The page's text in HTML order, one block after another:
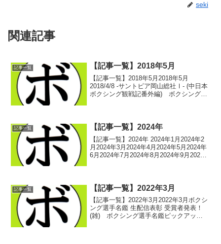
seki
関連記事
記事一覧 【記事一覧】2018年5月
【記事一覧】2018年5月2018年5月
2018/4/8 -サントピア岡山総社Ⅰ- (中日本
ボクシング観戦記番外編) ボクシング選
記事一覧 【記事一覧】2024年
【記事一覧】2024年 2024年1月2024年2
月2024年3月2024年4月2024年5月2024年
6月2024年7月2024年8月2024年9月2024
記事一覧 【記事一覧】2022年3月
【記事一覧】2022年3月2022年3月ボクシ
ング選手名鑑 生配信表彰 受賞者発表！
(雑) ボクシング選手名鑑ピックアッ